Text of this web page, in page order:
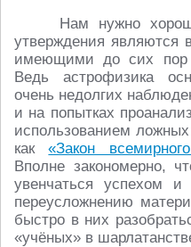
Нам нужно
утверждения являются
имеющими до сих пор
Ведь астрофизика
очень недолгих
и на попытках
использованием
как«Закон
Вполне закономерно,
увенчаться успехом и
переусложнению
быстро в них
«учёных» в